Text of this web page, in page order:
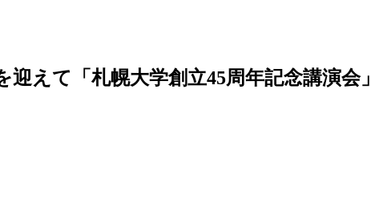
えて「札幌大学創立45周年記念講演